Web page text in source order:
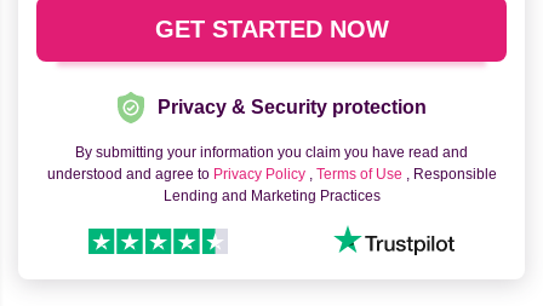
Privacy & Security protection
By submitting your information you claim you have read and
understood and agree to Privacy Policy , Terms of Use , Responsible
Lending and Marketing Practices